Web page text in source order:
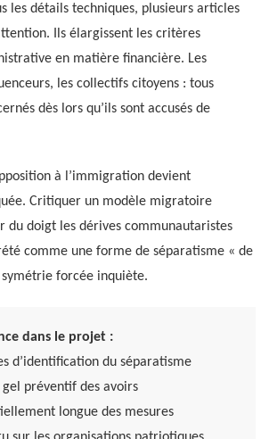
les détails techniques, plusieurs articles
Ils élargissent les critères
en matière financière. Les
les collectifs citoyens : tous
dès lors qu’ils sont accusés de
à l’immigration devient
Critiquer un modèle migratoire
du doigt les dérives communautaristes
comme une forme de séparatisme « de
symétrie forcée inquiète.
dans le projet :
d’identification du séparatisme
gel préventif des avoirs
longue des mesures